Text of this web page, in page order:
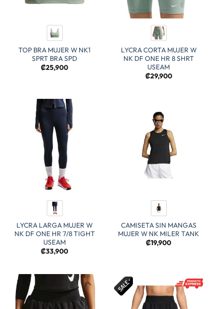
TOP BRA MUJER W NK1
SPRT BRA SPD
₡25,900
LYCRA CORTA MUJER W
NK DF ONE HR 8 SHRT
USEAM
₡29,900
LYCRA LARGA MUJER W
NK DF ONE HR 7/8 TIGHT
USEAM
₡33,900
CAMISETA SIN MANGAS
MUJER W NK MILER TANK
₡19,900